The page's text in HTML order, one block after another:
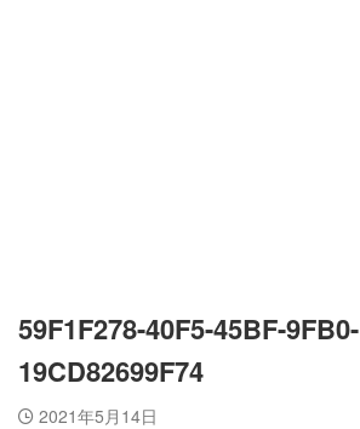
59F1F278-40F5-45BF-9FB0-
19CD82699F74
2021年5月14日